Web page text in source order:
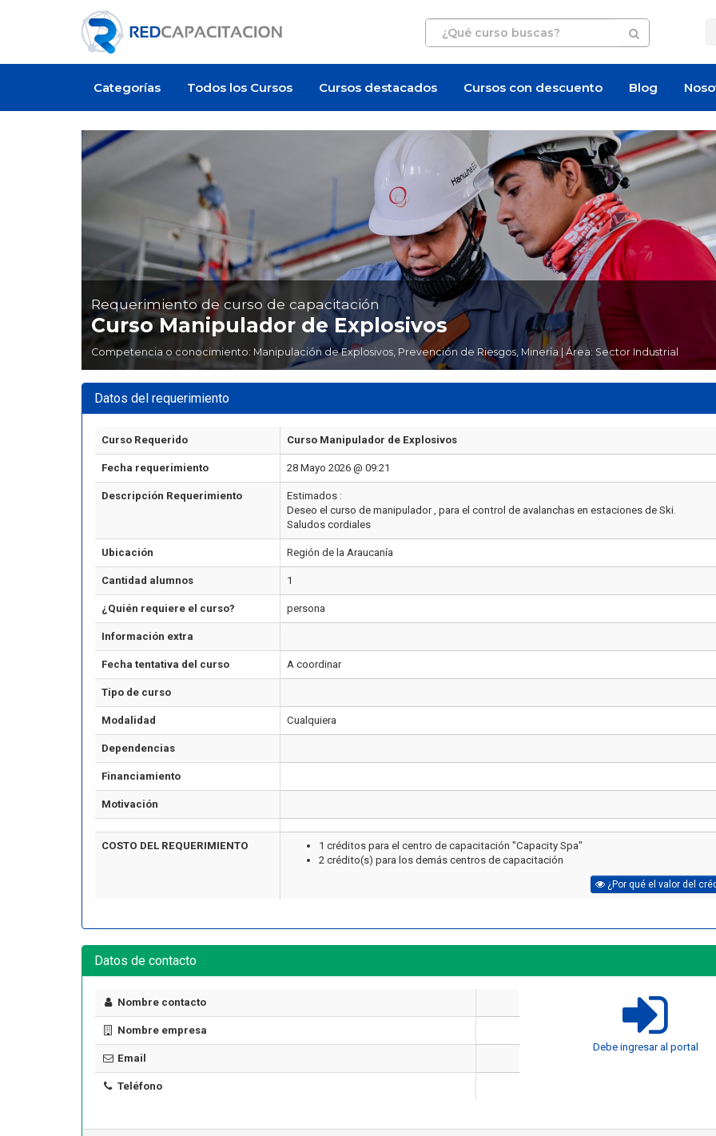
Categorías Todos los Cursos Cursos destacados Cursos con descuento Blog
Requerimiento de curso de capacitación
Curso Manipulador de Explosivos
Competencia o conocimiento: Manipulación de Explosivos, Prevención de Riesgos, Minería | Área: Sector Industrial
Datos del requerimiento
Curso Requerido Curso Manipulador de Explosivos
Fecha requerimiento 28 Mayo 2026 @ 09:21
Descripción Requerimiento
Estimados :
Deseo el curso de manipulador , para el control de avalanchas en estaciones de Ski.
Saludos cordiales
Ubicación Región de la Araucanía
Cantidad alumnos 1
¿Quién requiere el curso? persona
Información extra
Fecha tentativa del curso A coordinar
Tipo de curso
Modalidad Cualquiera
Dependencias
Financiamiento
Motivación
COSTO DEL REQUERIMIENTO
1 créditos para el centro de capacitación "Capacity Spa"
2 crédito(s) para los demás centros de capacitación
¿Por qué el valor del
Datos de contacto
Nombre contacto
Nombre empresa
Email
Teléfono
Debe ingresar al portal
una Brigada de
en tu Empresa
¿Cuánto cuesta certificarse en
seguridad industrial en Chile
en 2026? El precio real de los
¿Cuánto cuesta un curso de
en 2026? Precios reales y qué
¿Cuánto dura un
y manejo de
Chile?
Artículo